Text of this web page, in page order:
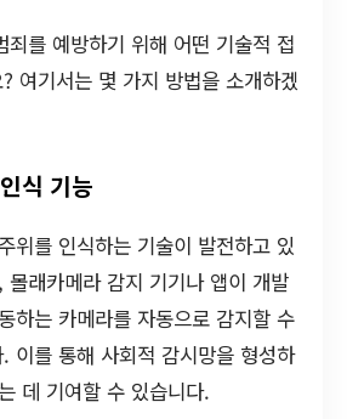
죄를 예방하기 위해 어떤 기술적 접
여기서는 몇 가지 방법을 소개하겠
식 기능
위를 인식하는 기술이 발전하고 있
몰래카메라 감지 기기나 앱이 개발
하는 카메라를 자동으로 감지할 수
이를 통해 사회적 감시망을 형성하
데 기여할 수 있습니다.